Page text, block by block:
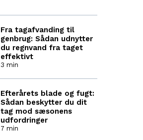
Fra tagafvanding til
genbrug: Sådan udnytter
du regnvand fra taget
effektivt
3 min
Efterårets blade og fugt:
Sådan beskytter du dit
tag mod sæsonens
udfordringer
7 min